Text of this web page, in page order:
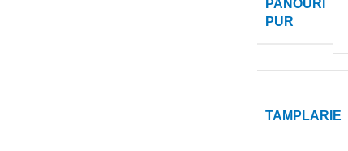
PANOURI
PUR
TAMPLARIE